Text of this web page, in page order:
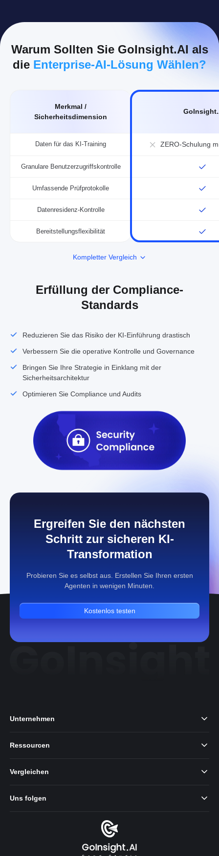
Warum Sollten Sie GoInsight.AI als
die Enterprise-AI-Lösung Wählen?
Merkmal /
Sicherheitsdimension
Daten für das KI-Training ZERO-Schulung
Granulare Benutzerzugriffskontrolle
Umfassende Prüfprotokolle
Datenresidenz-Kontrolle
Bereitstellungsflexibilität
Kompletter Vergleich
Erfüllung der Compliance-
Standards
Reduzieren Sie das Risiko der KI-Einführung drastisch
Verbessern Sie die operative Kontrolle und Governance
Bringen Sie Ihre Strategie in Einklang mit der
Sicherheitsarchitektur
Optimieren Sie Compliance und Audits
Ergreifen Sie den nächsten
Schritt zur sicheren KI-
Transformation
Probieren Sie es selbst aus. Erstellen Sie Ihren ersten
Agenten in wenigen Minuten.
Kostenlos testen
Unternehmen
Ressourcen
Vergleichen
Uns folgen